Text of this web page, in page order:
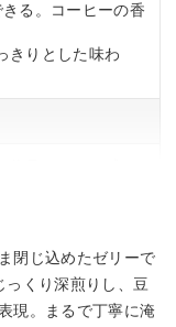
る。コーヒーの香
きりとした味わ
閉じ込めたゼリーで
っくり深煎りし、豆
現。まるで丁寧に淹